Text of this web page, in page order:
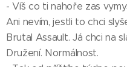
- Víš co ti nahoře zas
Ani nevím, jestli to chci
Brutal Assault. Já chci na
Družení. Normálnost.